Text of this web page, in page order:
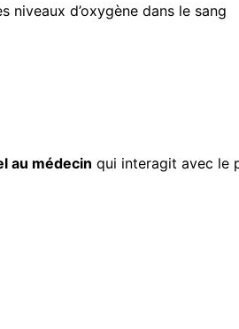
niveaux d’oxygène dans le sang
au médecin qui interagit avec le